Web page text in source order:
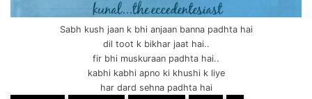
Sabh kush jaan k bhi anjaan banna padhta hai
dil toot k bikhar jaat hai..
fir bhi muskuraan padhta hai..
kabhi kabhi apno ki khushi k liye
har dard sehna padhta hai